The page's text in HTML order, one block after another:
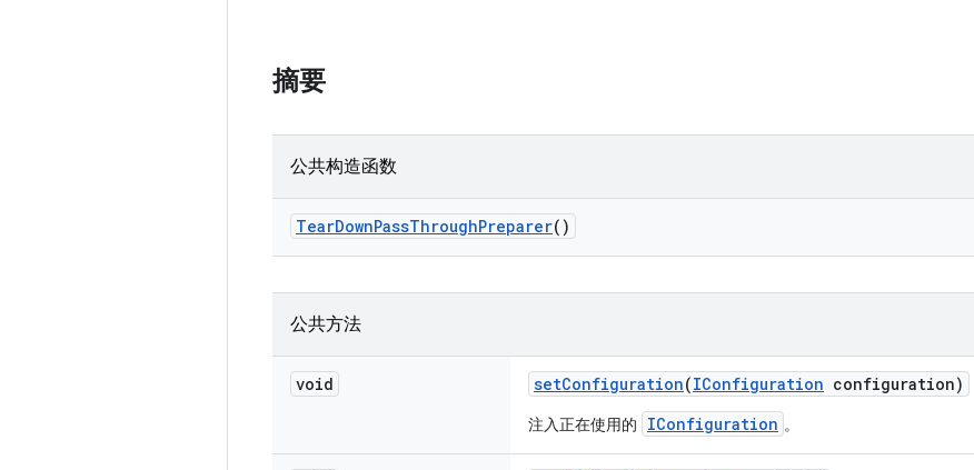
摘要
公共构造函数
TearDownPassThroughPreparer()
公共方法
void setConfiguration(IConfiguration configuration)
注入正在使用的 IConfiguration 。